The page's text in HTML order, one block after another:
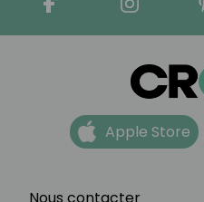
Nous contacter
Apple Store